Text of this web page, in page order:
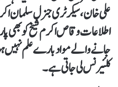
علی خان، سیکرٹری جنرل سلمان
اطلاعات وقاص اکرم شیخ کو بھی
جانے والے مواد بارے علم نہیں
کلئیرنس لی جاتی ہے۔